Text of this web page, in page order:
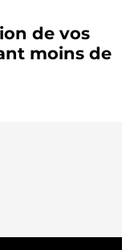
de vos
moins de